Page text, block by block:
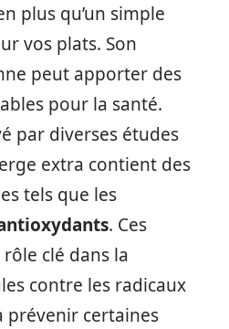
plus qu’un simple
vos plats. Son
peut apporter des
pour la santé.
par diverses études
extra contient des
tels que les
. Ces
clé dans la
contre les radicaux
prévenir certaines